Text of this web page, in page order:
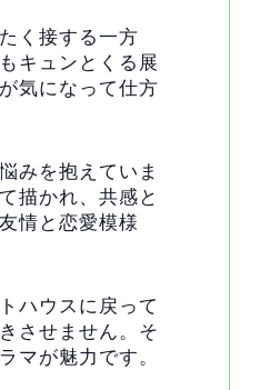
く接する一方
キュンとくる展
気になって仕方
みを抱えていま
描かれ、共感と
情と恋愛模様
ハウスに戻って
させません。そ
マが魅力です。